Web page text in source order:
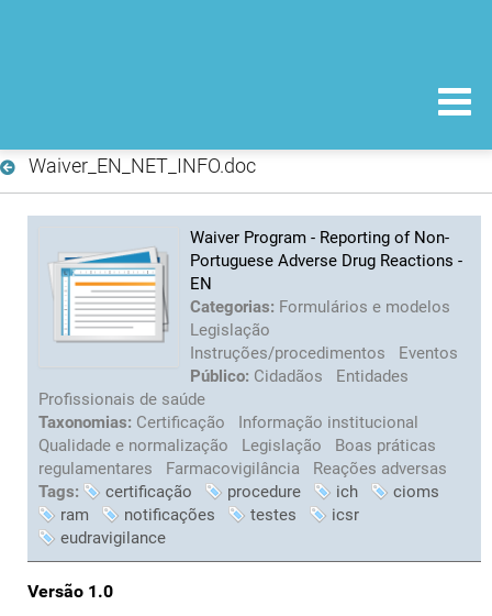
Waiver_EN_NET_INFO.doc
Waiver Program - Reporting of Non-
Portuguese Adverse Drug Reactions -
EN
Categorias: Formulários e modelos
Legislação
Instruções/procedimentos
Eventos
Público: Cidadãos
Entidades
Profissionais de saúde
Taxonomias: Certificação
Informação institucional
Qualidade e normalização
Legislação
Boas práticas
regulamentares
Farmacovigilância
Reações adversas
Tags:
certificação procedure ich
cioms
ram
notificações testes
icsr
eudravigilance
Versão 1.0